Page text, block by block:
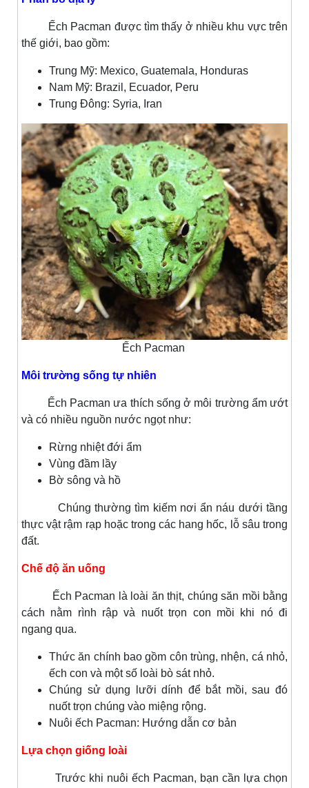
Ếch Pacman được tìm thấy ở nhiều khu vực trên
thế giới, bao gồm:
Trung Mỹ: Mexico, Guatemala, Honduras
Nam Mỹ: Brazil, Ecuador, Peru
Trung Đông: Syria, Iran
Ếch Pacman
Môi trường sống tự nhiên
Ếch Pacman ưa thích sống ở môi trường ẩm ướt
và có nhiều nguồn nước ngọt như:
Rừng nhiệt đới ẩm
Vùng đầm lầy
Bờ sông và hồ
Chúng thường tìm kiếm nơi ẩn náu dưới tầng
thực vật rậm rạp hoặc trong các hang hốc, lỗ sâu trong
đất.
Chế độ ăn uống
Ếch Pacman là loài ăn thịt, chúng săn mồi bằng
cách nằm rình rập và nuốt trọn con mồi khi nó đi
ngang qua.
Thức ăn chính bao gồm côn trùng, nhện, cá nhỏ,
ếch con và một số loài bò sát nhỏ.
Chúng sử dụng lưỡi dính để bắt mồi, sau đó
nuốt trọn chúng vào miệng rộng.
Nuôi ếch Pacman: Hướng dẫn cơ bản
Lựa chọn giống loài
Trước khi nuôi ếch Pacman, bạn cần lựa chọn